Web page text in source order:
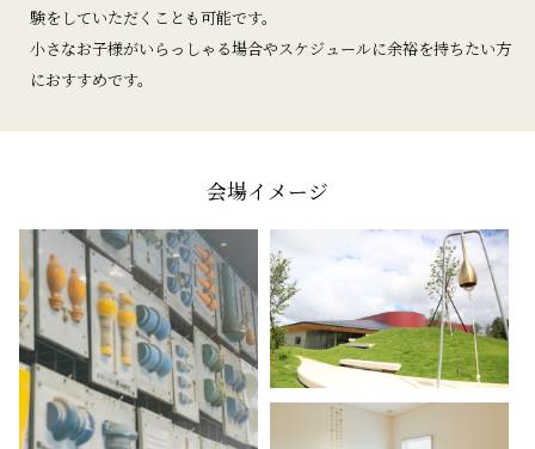
験をしていただくことも可能です。
小さなお子様がいらっしゃる場合やスケジュールに余裕を持ちたい方
におすすめです。
会場イメージ